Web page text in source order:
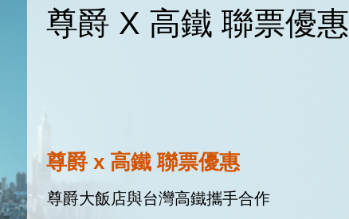
回上頁 分享 訂房
尊爵 X 高鐵 聯票優惠
尊爵 x 高鐵 聯票優惠
尊爵大飯店與台灣高鐵攜手合作